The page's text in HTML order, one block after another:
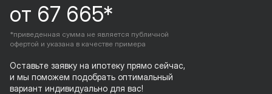
от 67 665*
*приведенная сумма не является публичной
офертой и указана в качестве примера
Оставьте заявку на ипотеку прямо сейчас,
и мы поможем подобрать оптимальный
вариант индивидуально для вас!